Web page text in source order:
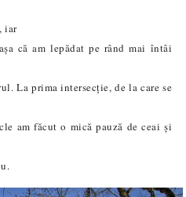
iar
că am lepădat pe rând mai întâi
La prima intersecție, de la care se
am făcut o mică pauză de ceai și